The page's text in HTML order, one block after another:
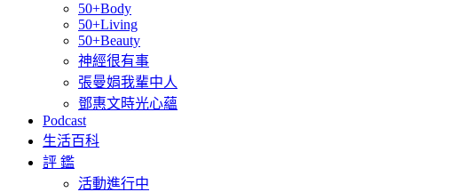
50+Body
50+Living
50+Beauty
神經很有事
張曼娟我輩中人
鄧惠文時光心蘊
Podcast
生活百科
評 鑑
活動進行中